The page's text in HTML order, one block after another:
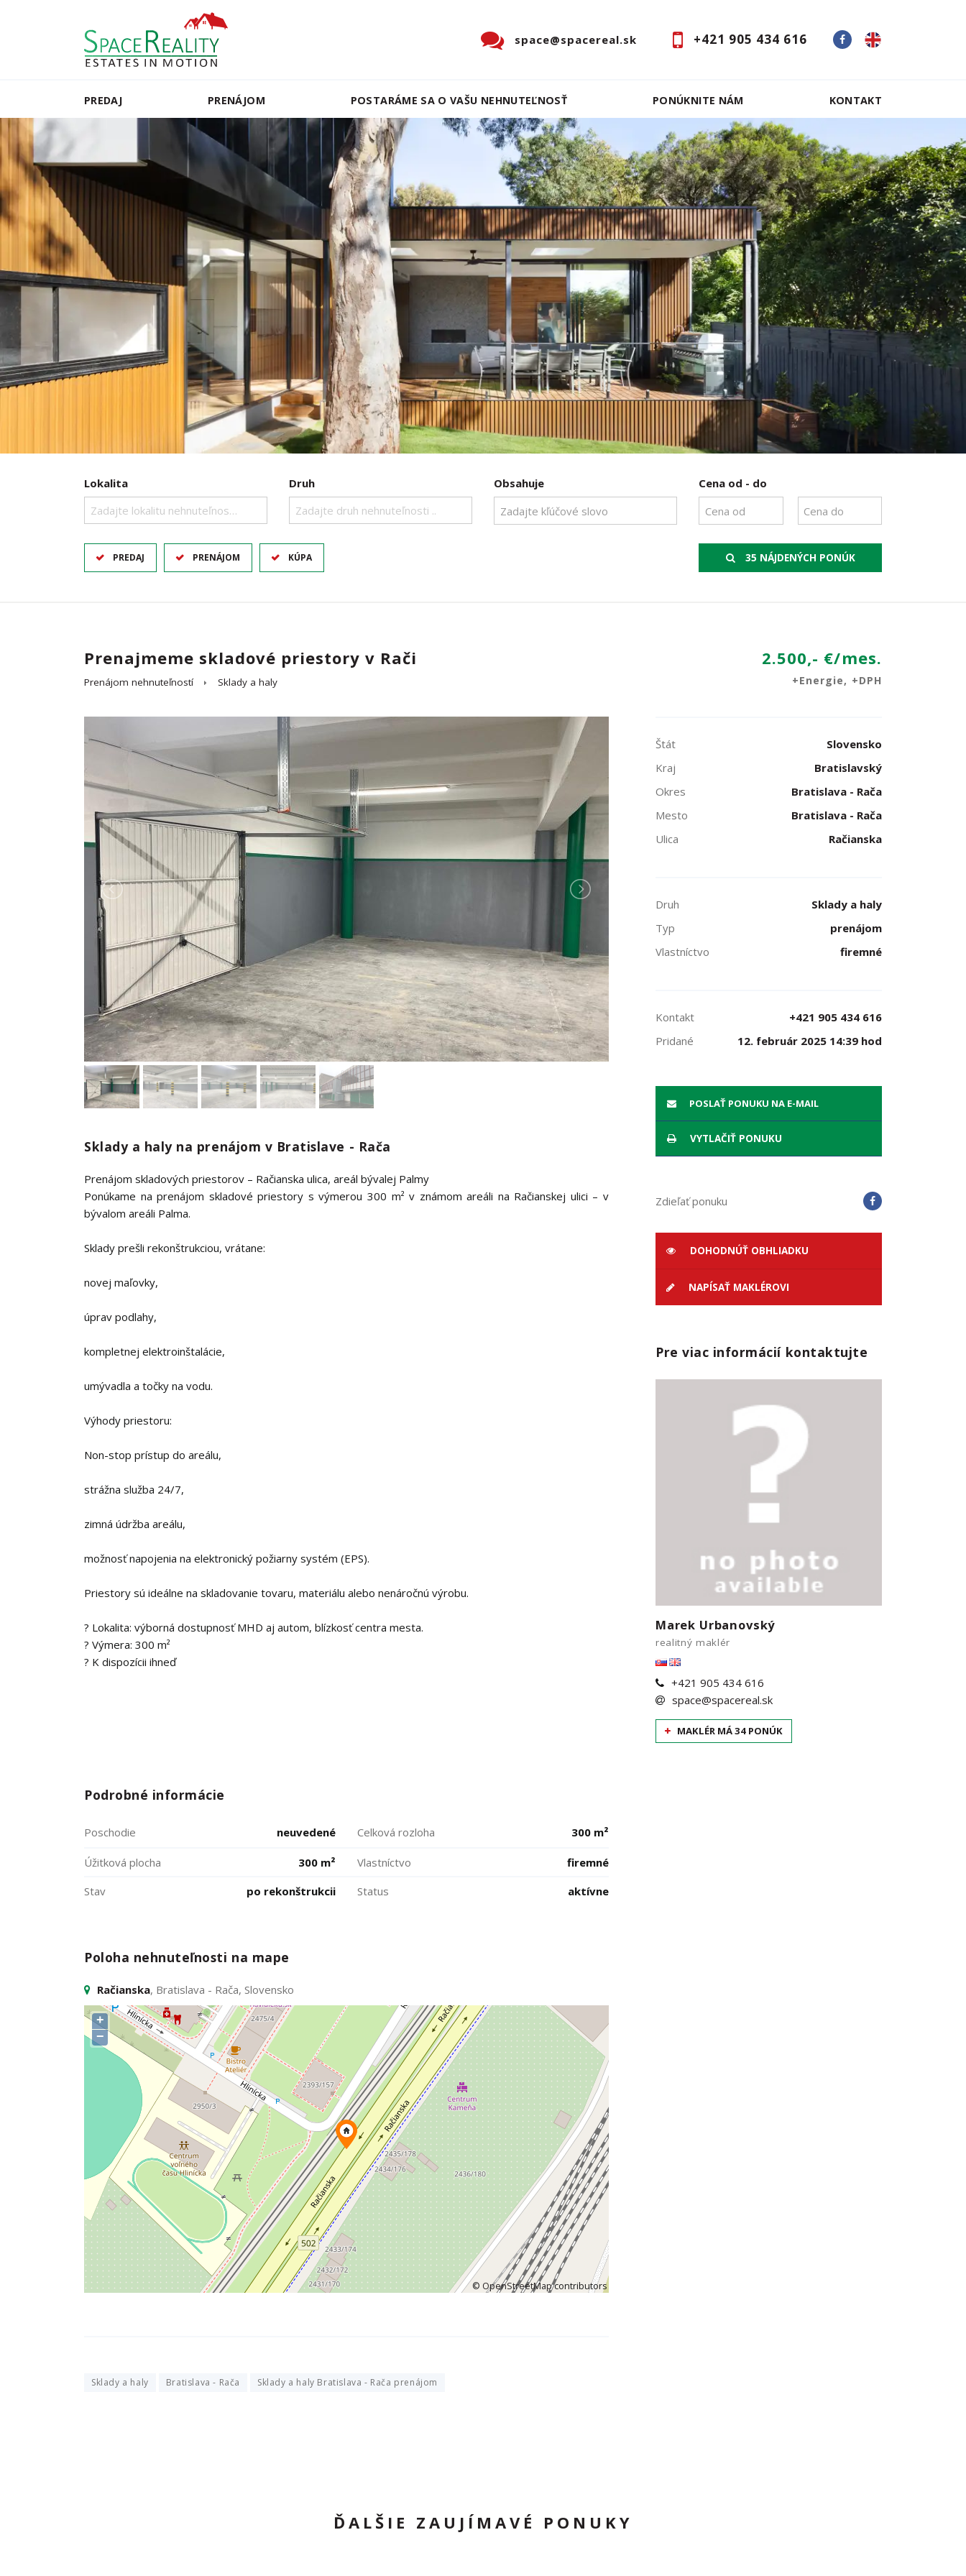
+421 905 434 616
space@spacereal.sk
PREDAJ PRENÁJOM POSTARÁME SA O VAŠU NEHNUTEĽNOSŤ PONÚKNITE NÁM KONTAKT
Lokalita
Zadajte lokalitu nehnuteľnosti ..
Druh
Zadajte druh nehnuteľnosti ..
Obsahuje Cena od - do
PREDAJ PRENÁJOM KÚPA 35 NÁJDENÝCH PONÚK
Prenajmeme skladové priestory v Rači 2.500,- €/mes.
+Energie, +DPH
Prenájom nehnuteľností Sklady a haly
Sklady a haly na prenájom v Bratislave - Rača
Prenájom skladových priestorov – Račianska ulica, areál bývalej Palmy
Ponúkame na prenájom skladové priestory s výmerou 300 m² v známom areáli na Račianskej ulici – v
bývalom areáli Palma.
Sklady prešli rekonštrukciou, vrátane:
novej maľovky,
úprav podlahy,
kompletnej elektroinštalácie,
umývadla a točky na vodu.
Výhody priestoru:
Non-stop prístup do areálu,
strážna služba 24/7,
zimná údržba areálu,
možnosť napojenia na elektronický požiarny systém (EPS).
Priestory sú ideálne na skladovanie tovaru, materiálu alebo nenáročnú výrobu.
? Lokalita: výborná dostupnosť MHD aj autom, blízkosť centra mesta.
? Výmera: 300 m²
? K dispozícii ihneď
Podrobné informácie
Poschodie neuvedené Celková rozloha 300 m²
Úžitková plocha 300 m² Vlastníctvo
firemné
Stav
po rekonštrukcii Status aktívne
Poloha nehnuteľnosti na mape
Račianska, Bratislava - Rača, Slovensko
+
−
© OpenStreetMapcontributors
Sklady a haly Bratislava - Rača Sklady a haly Bratislava - Rača prenájom
Štát
Slovensko
Kraj
Bratislavský
Okres
Bratislava - Rača
Mesto
Bratislava - Rača
Ulica
Račianska
Druh
Sklady a haly
Typ
prenájom
Vlastníctvo
firemné
Kontakt
+421 905 434 616
Pridané
12. február 2025 14:39 hod
POSLAŤ PONUKU NA E-MAIL
VYTLAČIŤ PONUKU
Zdieľať ponuku
DOHODNÚŤ OBHLIADKU
NAPÍSAŤ MAKLÉROVI
Pre viac informácií kontaktujte
Marek Urbanovský
realitný maklér
+421 905 434 616
space@spacereal.sk
MAKLÉR MÁ 34 PONÚK
ĎALŠIE ZAUJÍMAVÉ PONUKY